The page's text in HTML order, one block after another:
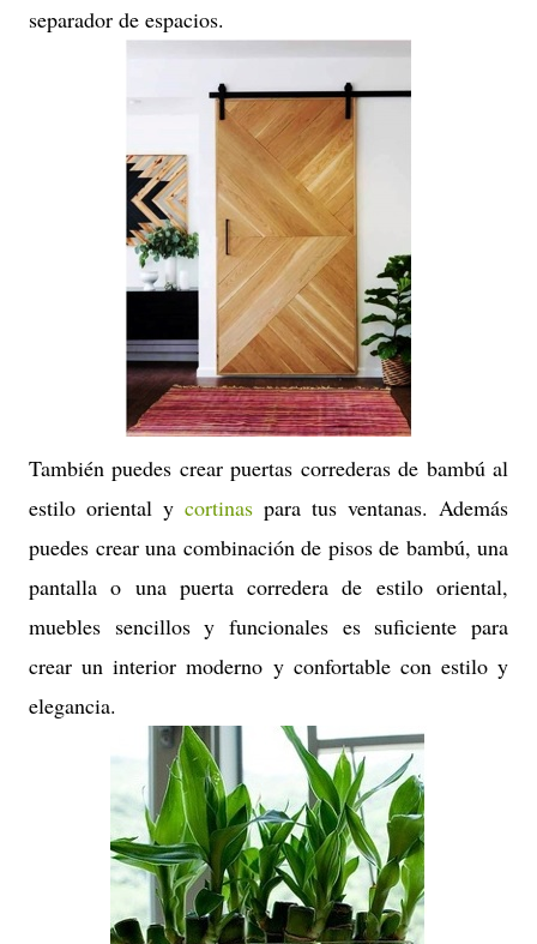
separador de espacios.
También puedes crear puertas correderas de bambú al
estilo oriental y cortinas para tus ventanas. Además
puedes crear una combinación de pisos de bambú, una
pantalla o una puerta corredera de estilo oriental,
muebles sencillos y funcionales es suficiente para
crear un interior moderno y confortable con estilo y
elegancia.